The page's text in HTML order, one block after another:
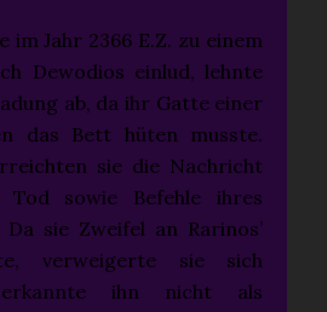
im Jahr 2366 E.Z. zu einem
Dewodios einlud, lehnte
ab, da ihr Gatte einer
das Bett hüten musste.
sie die Nachricht
Tod sowie Befehle ihres
Da sie Zweifel an Rarinos’
verweigerte sie sich
ihn nicht als